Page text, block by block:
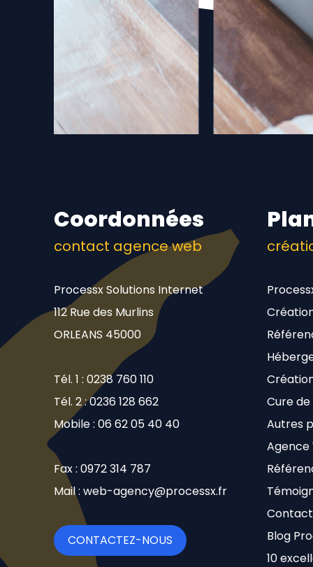
Coordonnées
contact agence web
Processx Solutions Internet
112 Rue des Murlins
ORLEANS 45000
Tél. 1 : 0238 760 110
Tél. 2 : 0236 128 662
Mobile : 06 62 05 40 40
Fax : 0972 314 787
Mail : web-agency@processx.fr
CONTACTEZ-NOUS
Cure
Autres
Agence
Blog
10